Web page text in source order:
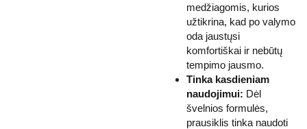
medžiagomis, kurios
užtikrina, kad po valymo
oda jaustųsi
komfortiškai ir nebūtų
tempimo jausmo.
Tinka kasdieniam
naudojimui: Dėl
švelnios formulės,
prausiklis tinka naudoti